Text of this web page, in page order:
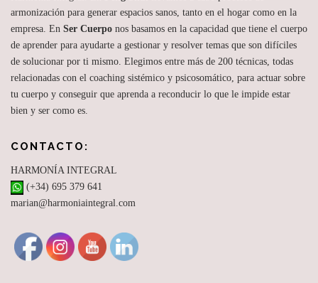
armonización para generar espacios sanos, tanto en el hogar como en la
empresa. En Ser Cuerpo nos basamos en la capacidad que tiene el cuerpo
de aprender para ayudarte a gestionar y resolver temas que son difíciles
de solucionar por ti mismo. Elegimos entre más de 200 técnicas, todas
relacionadas con el coaching sistémico y psicosomático, para actuar sobre
tu cuerpo y conseguir que aprenda a reconducir lo que le impide estar
bien y ser como es.
CONTACTO:
HARMONÍA INTEGRAL
(+34) 695 379 641
marian@harmoniaintegral.com